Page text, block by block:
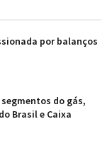
por balanços
do gás,
Brasil e Caixa